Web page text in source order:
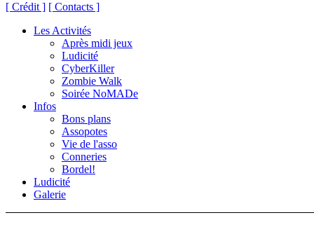
[ Crédit ] [ Contacts ]
Les Activités
Après midi jeux
Ludicité
CyberKiller
Zombie Walk
Soirée NoMADe
Infos
Bons plans
Assopotes
Vie de l'asso
Conneries
Bordel!
Ludicité
Galerie